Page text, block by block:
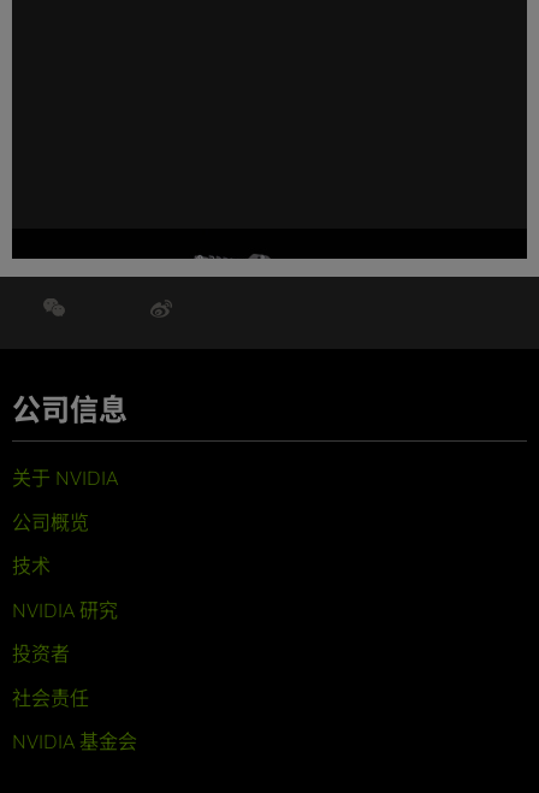
公司信息
关于 NVIDIA
公司概览
技术
NVIDIA 研究
投资者
社会责任
NVIDIA 基金会